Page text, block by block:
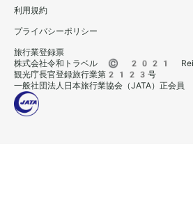
利用規約
プライバシーポリシー
旅行業登録票
株式会社令和トラベル © 2021
観光庁長官登録旅行業第2123号
一般社団法人日本旅行業協会（JATA）正会員